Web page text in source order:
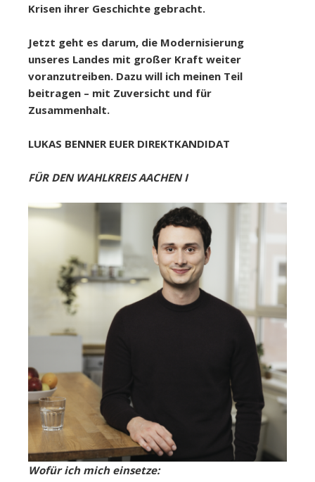
Krisen ihrer Geschichte gebracht.
Jetzt geht es darum, die Modernisierung
unseres Landes mit großer Kraft weiter
voranzutreiben. Dazu will ich meinen Teil
beitragen – mit Zuversicht und für
Zusammenhalt.
LUKAS BENNER EUER DIREKTKANDIDAT
FÜR DEN WAHLKREIS AACHEN I
Wofür ich mich einsetze: